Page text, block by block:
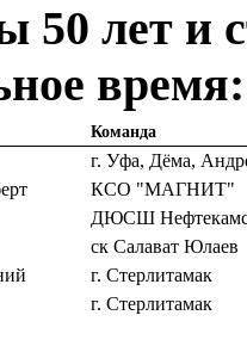
лет и
Команда
г. Уфа, Дёма,
КСО "МАГНИТ"
ДЮСШ
ск Салават Юлаев
г. Стерлитамак
г. Стерлитамак